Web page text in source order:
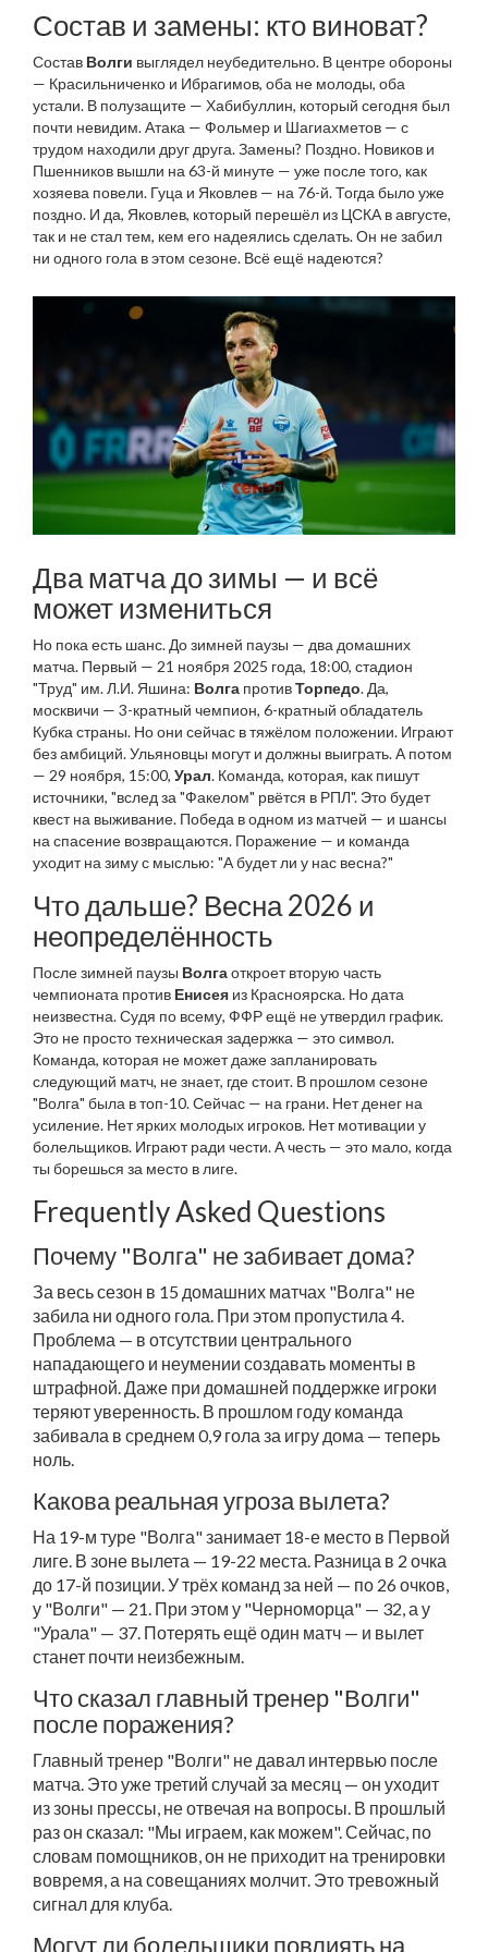
Состав и замены: кто виноват?
Состав Волги выглядел неубедительно. В центре обороны
— Красильниченко и Ибрагимов, оба не молоды, оба
устали. В полузащите — Хабибуллин, который сегодня был
почти невидим. Атака — Фольмер и Шагиахметов — с
трудом находили друг друга. Замены? Поздно. Новиков и
Пшенников вышли на 63-й минуте — уже после того, как
хозяева повели. Гуца и Яковлев — на 76-й. Тогда было уже
поздно. И да, Яковлев, который перешёл из ЦСКА в августе,
так и не стал тем, кем его надеялись сделать. Он не забил
ни одного гола в этом сезоне. Всё ещё надеются?
Два матча до зимы — и всё
может измениться
Но пока есть шанс. До зимней паузы — два домашних
матча. Первый — 21 ноября 2025 года, 18:00, стадион
"Труд" им. Л.И. Яшина: Волга противТорпедо. Да,
москвичи — 3-кратный чемпион, 6-кратный обладатель
Кубка страны. Но они сейчас в тяжёлом положении. Играют
без амбиций. Ульяновцы могут и должны выиграть. А потом
— 29 ноября, 15:00, Урал. Команда, которая, как пишут
источники, "вслед за "Факелом" рвётся в РПЛ". Это будет
квест на выживание. Победа в одном из матчей — и шансы
на спасение возвращаются. Поражение — и команда
уходит на зиму с мыслью: "А будет ли у нас весна?"
Что дальше? Весна 2026 и
неопределённость
После зимней паузы Волгаоткроет вторую часть
чемпионата против Енисея из Красноярска. Но дата
неизвестна. Судя по всему, ФФР ещё не утвердил график.
Это не просто техническая задержка — это символ.
Команда, которая не может даже запланировать
следующий матч, не знает, где стоит. В прошлом сезоне
"Волга" была в топ-10. Сейчас — на грани. Нет денег на
усиление. Нет ярких молодых игроков. Нет мотивации у
болельщиков. Играют ради чести. А честь — это мало, когда
ты борешься за место в лиге.
Frequently Asked Questions
Почему "Волга" не забивает дома?
За весь сезон в 15 домашних матчах "Волга" не
забила ни одного гола. При этом пропустила 4.
Проблема — в отсутствии центрального
нападающего и неумении создавать моменты в
штрафной. Даже при домашней поддержке игроки
теряют уверенность. В прошлом году команда
забивала в среднем 0,9 гола за игру дома — теперь
ноль.
Какова реальная угроза вылета?
На 19-м туре "Волга" занимает 18-е место в Первой
лиге. В зоне вылета — 19-22 места. Разница в 2 очка
до 17-й позиции. У трёх команд за ней — по 26 очков,
у "Волги" — 21. При этом у "Черноморца" — 32, а у
"Урала" — 37. Потерять ещё один матч — и вылет
станет почти неизбежным.
Что сказал главный тренер "Волги"
после поражения?
Главный тренер "Волги" не давал интервью после
матча. Это уже третий случай за месяц — он уходит
из зоны прессы, не отвечая на вопросы. В прошлый
раз он сказал: "Мы играем, как можем". Сейчас, по
словам помощников, он не приходит на тренировки
вовремя, а на совещаниях молчит. Это тревожный
сигнал для клуба.
Могут ли болельщики повлиять на